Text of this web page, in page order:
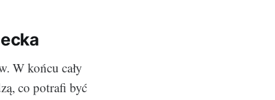
W końcu cały
co potrafi być